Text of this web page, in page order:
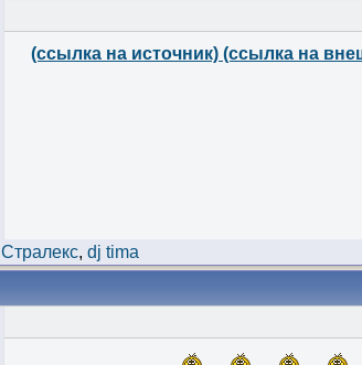
(ссылка на источник) (ссылка на
Стралекс, dj tima